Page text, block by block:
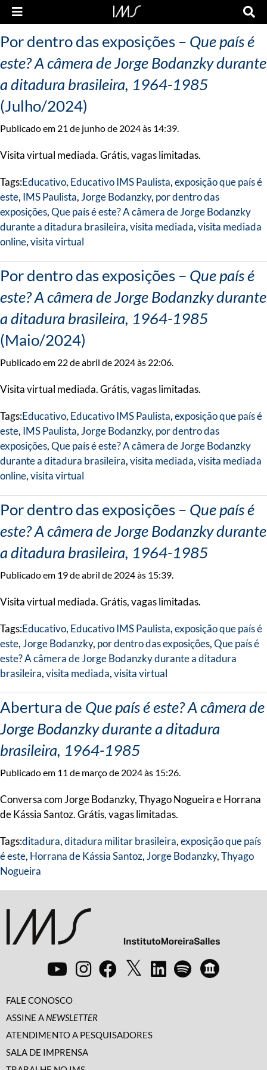
Por dentro das exposições – Que país é
este? A câmera de Jorge Bodanzky durante
a ditadura brasileira, 1964-1985
(Julho/2024)
Publicado em 21 de junho de 2024 às 14:39.
Visita virtual mediada. Grátis, vagas limitadas.
Tags:Educativo, Educativo IMS Paulista,exposição que país é
este, IMS Paulista, Jorge Bodanzky, por dentro das
exposições,Que país é este? A câmera de Jorge Bodanzky
durante a ditadura brasileira,visita mediada,visita mediada
online,visita virtual
Por dentro das exposições – Que país é
este? A câmera de Jorge Bodanzky durante
a ditadura brasileira, 1964-1985
(Maio/2024)
Publicado em 22 de abril de 2024 às 22:06.
Visita virtual mediada. Grátis, vagas limitadas.
Tags:Educativo, Educativo IMS Paulista,exposição que país é
este, IMS Paulista, Jorge Bodanzky, por dentro das
exposições,Que país é este? A câmera de Jorge Bodanzky
durante a ditadura brasileira,visita mediada,visita mediada
online,visita virtual
Por dentro das exposições – Que país é
este? A câmera de Jorge Bodanzky durante
a ditadura brasileira, 1964-1985
Publicado em 19 de abril de 2024 às 15:39.
Visita virtual mediada. Grátis, vagas limitadas.
Tags:Educativo, Educativo IMS Paulista,exposição que país é
este, Jorge Bodanzky, por dentro das exposições,Que país é
este? A câmera de Jorge Bodanzky durante a ditadura
brasileira,visita mediada,visita virtual
Abertura de Que país é este? A câmera de
Jorge Bodanzky durante a ditadura
brasileira, 1964-1985
Publicado em 11 de março de 2024 às 15:26.
Conversa com Jorge Bodanzky, Thyago Nogueira e Horrana
de Kássia Santoz. Grátis, vagas limitadas.
Tags:ditadura,ditadura militar brasileira,exposição que país
é este, Horrana de Kássia Santoz, Jorge Bodanzky,Thyago
Nogueira
FALE CONOSCO
ASSINE A NEWSLETTER
ATENDIMENTO A PESQUISADORES
SALA DE IMPRENSA